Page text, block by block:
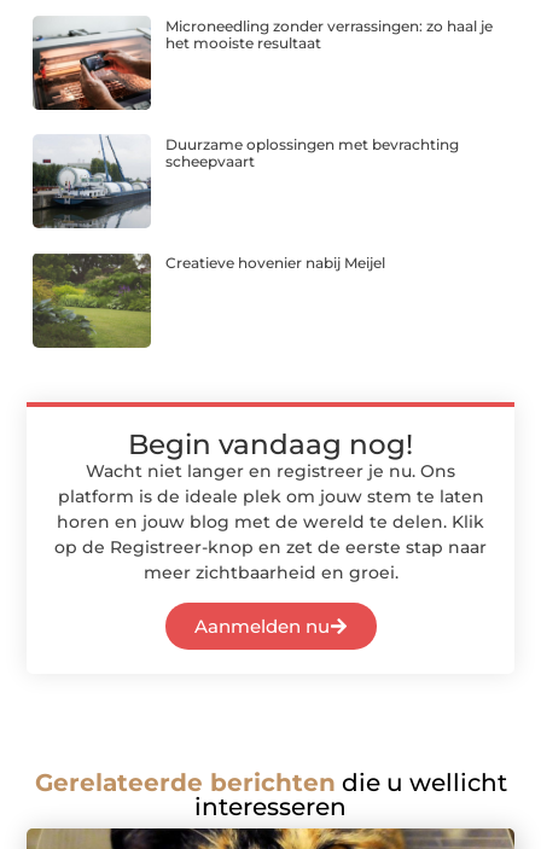
Microneedling zonder verrassingen: zo haal je
het mooiste resultaat
Duurzame oplossingen met bevrachting
scheepvaart
Creatieve hovenier nabij Meijel
Begin vandaag nog!
Wacht niet langer en registreer je nu. Ons
platform is de ideale plek om jouw stem te laten
horen en jouw blog met de wereld te delen. Klik
op de Registreer-knop en zet de eerste stap naar
meer zichtbaarheid en groei.
Aanmelden nu
Gerelateerde berichten die u wellicht
interesseren